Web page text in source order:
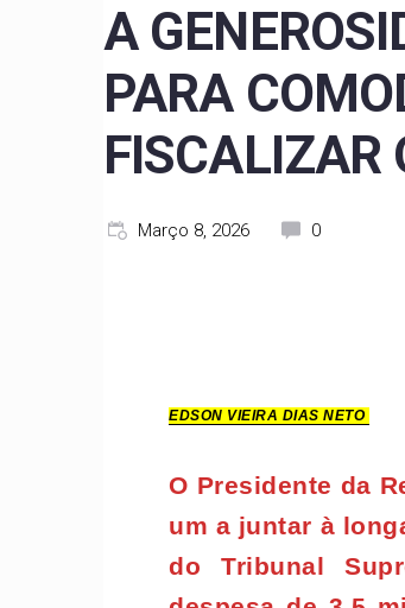
A
PARA
FISCALIZAR
Março 8, 2026 0
EDSON VIEIRA DIAS NETO
O Presidente da
um a juntar à
do Tribunal